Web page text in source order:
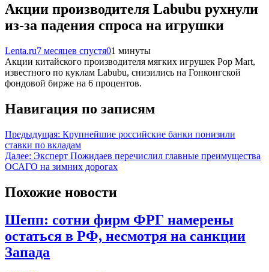
Акции производителя Labubu рухнули
из-за падения спроса на игрушки
Lenta.ru7 месяцев спустя01 минуты
Акции китайского производителя мягких игрушек Pop Mart,
известного по куклам Labubu, снизились на Гонконгской
фондовой бирже на 6 процентов.
Навигация по записям
Предыдущая: Крупнейшие российские банки понизили
ставки по вкладам
Далее: Эксперт Пожидаев перечислил главные преимущества
ОСАГО на зимних дорогах
Похожие новости
Шепп: сотни фирм ФРГ намерены
остаться в РФ, несмотря на санкции
Запада